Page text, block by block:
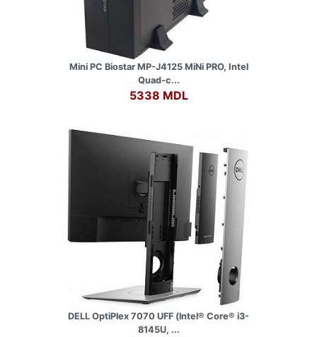
Mini PC Biostar MP-J4125 MiNi PRO, Intel
Quad-c...
5338 MDL
DELL OptiPlex 7070 UFF (lntel® Core® i3-
8145U, ...